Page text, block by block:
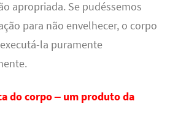
apropriada. Se pudéssemos
para não envelhecer, o corpo
la puramente
do corpo – um produto da